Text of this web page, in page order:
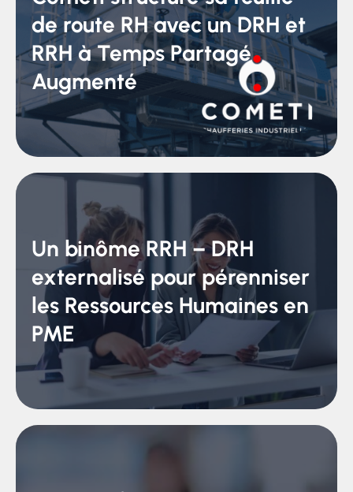
de route RH avec un DRH et
RRH à Temps Partagé
Augmenté
Un binôme RRH – DRH
externalisé pour pérenniser
les Ressources Humaines en
PME